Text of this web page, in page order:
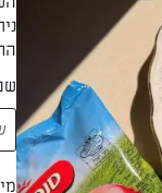
הטופו לפרוסות
הסלסה לבלנד